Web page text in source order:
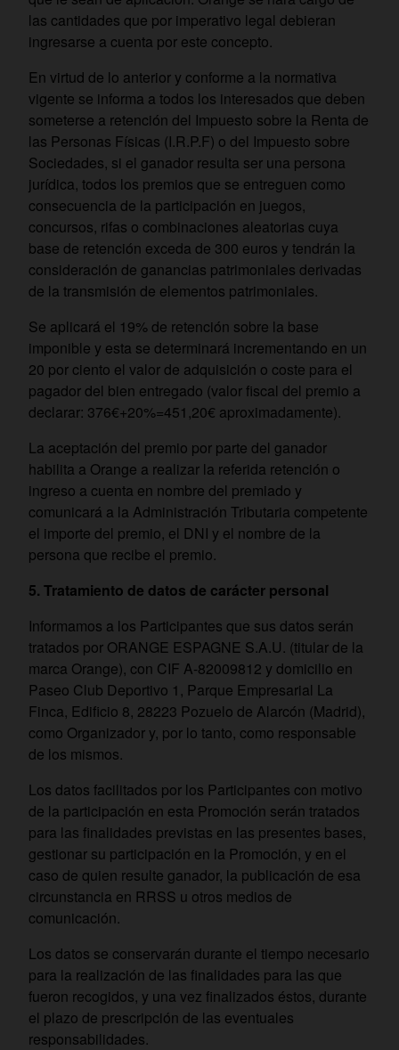
las cantidades que por imperativo legal debieran
ingresarse a cuenta por este concepto.
En virtud de lo anterior y conforme a la normativa
vigente se informa a todos los interesados que deben
someterse a retención del Impuesto sobre la Renta de
las Personas Físicas (I.R.P.F) o del Impuesto sobre
Sociedades, si el ganador resulta ser una persona
jurídica, todos los premios que se entreguen como
consecuencia de la participación en juegos,
concursos, rifas o combinaciones aleatorias cuya
base de retención exceda de 300 euros y tendrán la
consideración de ganancias patrimoniales derivadas
de la transmisión de elementos patrimoniales.
Se aplicará el 19% de retención sobre la base
imponible y esta se determinará incrementando en un
20 por ciento el valor de adquisición o coste para el
pagador del bien entregado (valor fiscal del premio a
declarar: 376€+20%=451,20€ aproximadamente).
La aceptación del premio por parte del ganador
habilita a Orange a realizar la referida retención o
ingreso a cuenta en nombre del premiado y
comunicará a la Administración Tributaria competente
el importe del premio, el DNI y el nombre de la
persona que recibe el premio.
5. Tratamiento de datos de carácter personal
Informamos a los Participantes que sus datos serán
tratados por ORANGE ESPAGNE S.A.U. (titular de la
marca Orange), con CIF A-82009812 y domicilio en
Paseo Club Deportivo 1, Parque Empresarial La
Finca, Edificio 8, 28223 Pozuelo de Alarcón (Madrid),
como Organizador y, por lo tanto, como responsable
de los mismos.
Los datos facilitados por los Participantes con motivo
de la participación en esta Promoción serán tratados
para las finalidades previstas en las presentes bases,
gestionar su participación en la Promoción, y en el
caso de quien resulte ganador, la publicación de esa
circunstancia en RRSS u otros medios de
comunicación.
Los datos se conservarán durante el tiempo necesario
para la realización de las finalidades para las que
fueron recogidos, y una vez finalizados éstos, durante
el plazo de prescripción de las eventuales
responsabilidades.